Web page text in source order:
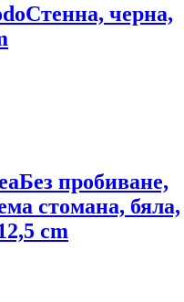
Стенна, черна,
Без пробиване,
стомана, бяла,
cm